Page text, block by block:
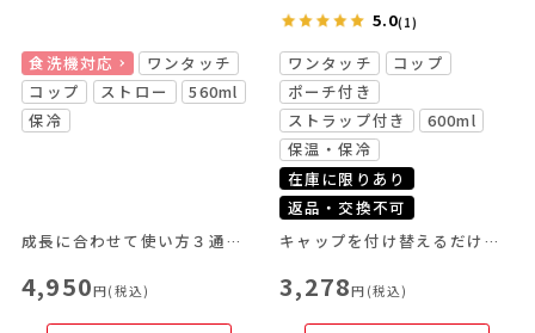
食洗機対応
ワンタッチ
コップ
ストロー
560ml
保冷
成長に合わせて使い方３通り！
4,950円(税込)
5.0(1)
ワンタッチ
コップ
ポーチ付き
ストラップ付き
600ml
保温・保冷
在庫に限りあり
返品・交換不可
キャップを付け替えるだけでアイスでもホットでも使える！
3,278円(税込)